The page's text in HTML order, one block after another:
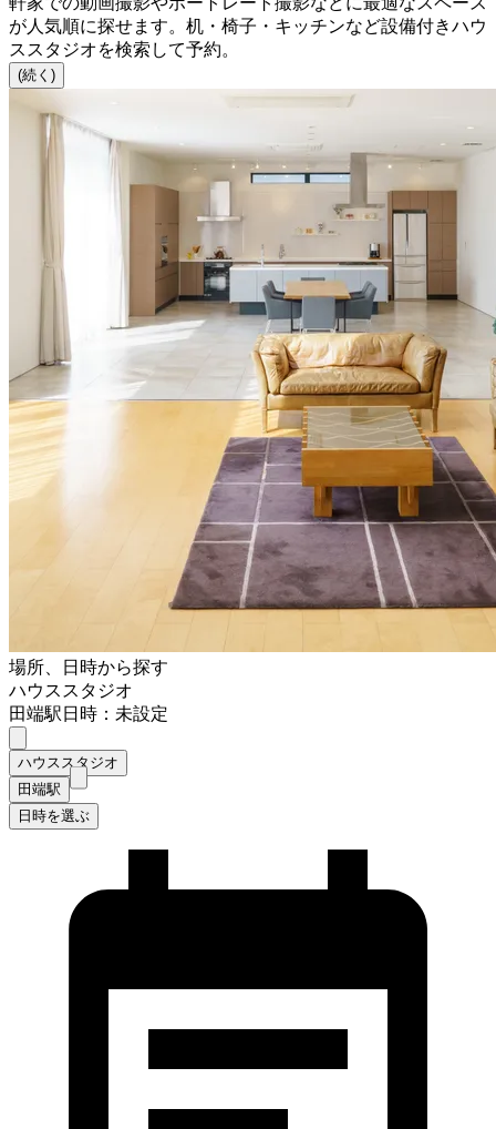
が人気順に探せます。机・椅子・キッチンなど設備付きハウ
ススタジオを検索して予約。
(続く)
場所、日時から探す
ハウススタジオ
田端駅日時：未設定
ハウススタジオ
田端駅
日時を選ぶ